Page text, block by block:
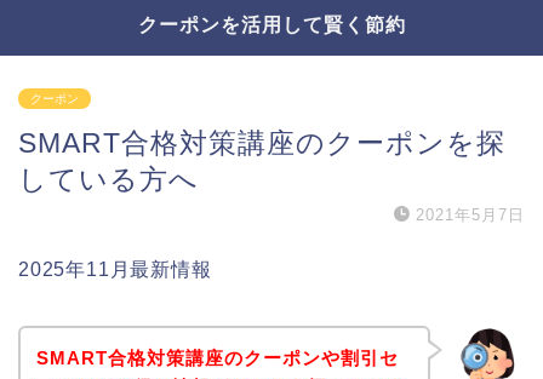
クーポンを活用して賢く節約
クーポン
SMART合格対策講座のクーポンを探
している方へ
2021年5月7日
2025年11月最新情報
SMART合格対策講座のクーポンや割引セ